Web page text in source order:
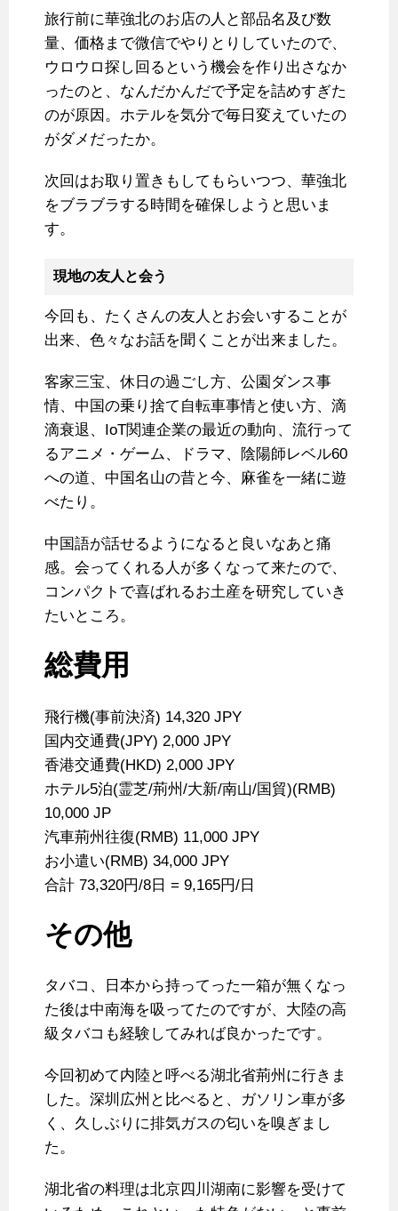
旅行前に華強北のお店の人と部品名及び数
量、価格まで微信でやりとりしていたので、
ウロウロ探し回るという機会を作り出さなか
ったのと、なんだかんだで予定を詰めすぎた
のが原因。ホテルを気分で毎日変えていたの
がダメだったか。
次回はお取り置きもしてもらいつつ、華強北
をブラブラする時間を確保しようと思いま
す。
現地の友人と会う
今回も、たくさんの友人とお会いすることが
出来、色々なお話を聞くことが出来ました。
客家三宝、休日の過ごし方、公園ダンス事
情、中国の乗り捨て自転車事情と使い方、滴
滴衰退、IoT関連企業の最近の動向、流行って
るアニメ・ゲーム、ドラマ、陰陽師レベル60
への道、中国名山の昔と今、麻雀を一緒に遊
べたり。
中国語が話せるようになると良いなあと痛
感。会ってくれる人が多くなって来たので、
コンパクトで喜ばれるお土産を研究していき
たいところ。
総費用
飛行機(事前決済) 14,320 JPY
国内交通費(JPY) 2,000 JPY
香港交通費(HKD) 2,000 JPY
ホテル5泊(霊芝/荊州/大新/南山/国貿)(RMB)
10,000 JP
汽車荊州往復(RMB) 11,000 JPY
お小遣い(RMB) 34,000 JPY
合計 73,320円/8日 = 9,165円/日
その他
タバコ、日本から持ってった一箱が無くなっ
た後は中南海を吸ってたのですが、大陸の高
級タバコも経験してみれば良かったです。
今回初めて内陸と呼べる湖北省荊州に行きま
した。深圳広州と比べると、ガソリン車が多
く、久しぶりに排気ガスの匂いを嗅ぎまし
た。
湖北省の料理は北京四川湖南に影響を受けて